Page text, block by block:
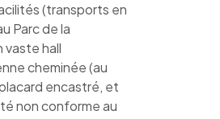
(transports en
Parc de la
vaste hall
cheminée (au
encastré, et
non conforme au